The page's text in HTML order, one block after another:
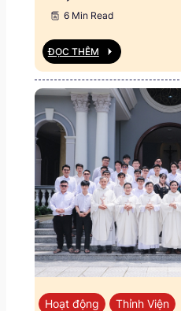
6 Min Read
ĐỌC THÊM
Hoạt động Thỉnh Viện